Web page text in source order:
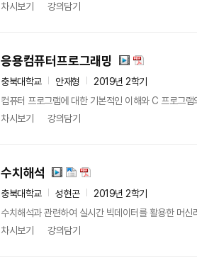
차시보기
강의담기
응용컴퓨터프로그래밍
충북대학교 안재형
2019년 2학기
컴퓨터 프로그램에 대한 기본적인 이해와 C 프로그
차시보기
강의담기
수치해석
충북대학교 성현곤
2019년 2학기
수치해석과 관련하여 실시간 빅데이터를 활용한 머
차시보기
강의담기